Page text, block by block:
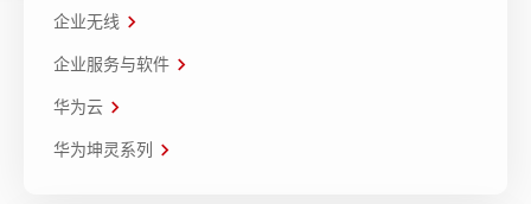
企业无线
企业服务与软件
华为云
华为坤灵系列